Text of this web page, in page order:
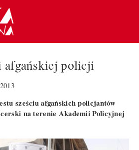
afgańskiej policji
sześciu afgańskich policjantów
na terenie Akademii Policyjnej